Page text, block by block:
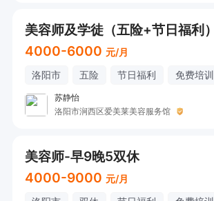
美容师及学徒（五险+节日福利）
4000-6000 元/月
洛阳市 五险 节日福利 免费培训
苏静怡
洛阳市涧西区爱美莱美容服务馆
美容师-早9晚5双休
4000-9000 元/月